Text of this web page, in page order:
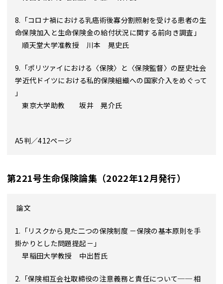
8.「コロナ禍における乳癌術後寡分割照射を受ける患者の生
命保険加入と生命保険金の給付状況に関する前向き調査」
順天堂大学准教授 川本 晃史氏
9.「ポリツァイにおける〈保険〉と〈保険監督〉の歴史社会
学――近代ドイツにおける私的保険組織への国家介入をめぐって
――」
東京大学助教 坂井 晃介氏
A5判／412ページ
第221号生命保険論集（2022年12月発行）
論文
1.「リスクから見た二つの保険制度 －保険の基本原則を手
掛かりとした問題提起－」
早稲田大学教授 中出哲氏
2.「保険相互会社取締役の注意義務と責任について── 相